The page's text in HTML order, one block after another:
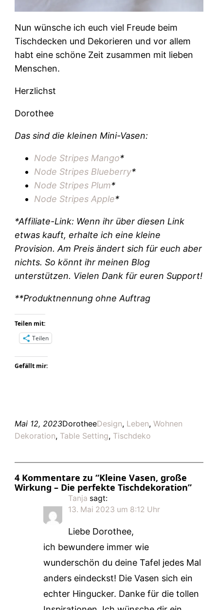
Nun wünsche ich euch viel Freude beim
Tischdecken und Dekorieren und vor allem
habt eine schöne Zeit zusammen mit lieben
Menschen.
Herzlichst
Dorothee
Das sind die kleinen Mini-Vasen:
Node Stripes Mango*
Node Stripes Blueberry*
Node Stripes Plum*
Node Stripes Apple*
*Affiliate-Link: Wenn ihr über diesen Link
etwas kauft, erhalte ich eine kleine
Provision. Am Preis ändert sich für euch aber
nichts. So könnt ihr meinen Blog
unterstützen. Vielen Dank für euren Support!
**Produktnennung ohne Auftrag
Teilen mit:
Teilen
Gefällt mir:
Mai 12, 2023DorotheeDesign, Leben, Wohnen
Dekoration, Table Setting, Tischdeko
4 Kommentare zu “Kleine Vasen, große
Wirkung – Die perfekte Tischdekoration”
Tanja sagt:
13. Mai 2023 um 8:12 Uhr
Liebe Dorothee,
ich bewundere immer wie
wunderschön du deine Tafel jedes Mal
anders eindeckst! Die Vasen sich ein
echter Hingucker. Danke für die tollen